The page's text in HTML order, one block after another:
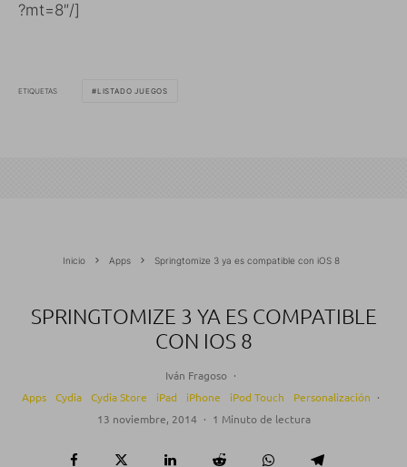
?mt=8″/]
ETIQUETAS LISTADO JUEGOS
Inicio Apps Springtomize 3 ya es compatible con iOS 8
SPRINGTOMIZE 3 YA ES COMPATIBLE
CON IOS 8
Iván Fragoso ·
Apps
Cydia Cydia Store iPad iPhone iPod Touch Personalización ·
13 noviembre, 2014 · 1 Minuto de lectura